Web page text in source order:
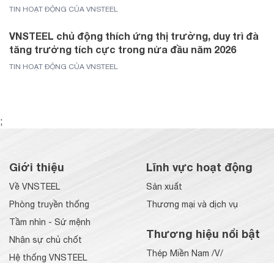
TIN HOẠT ĐỘNG CỦA VNSTEEL
VNSTEEL chủ động thích ứng thị trường, duy trì đà
tăng trưởng tích cực trong nửa đầu năm 2026
TIN HOẠT ĐỘNG CỦA VNSTEEL
;
Giới thiệu
Về VNSTEEL
Phòng truyền thống
Tầm nhìn - Sứ mệnh
Nhân sự chủ chốt
Hệ thống VNSTEEL
Lĩnh vực hoạt động
Sản xuất
Thương mại và dịch vụ
Thương hiệu nổi bật
Thép Miền Nam /V/